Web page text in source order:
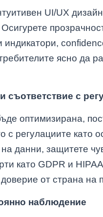
UI/UX
индикатори,
ясно да
съответствие с
оптимизирана,
с регулациите като
на данни, защитете
като GDPR и
от страна на
наблюдение